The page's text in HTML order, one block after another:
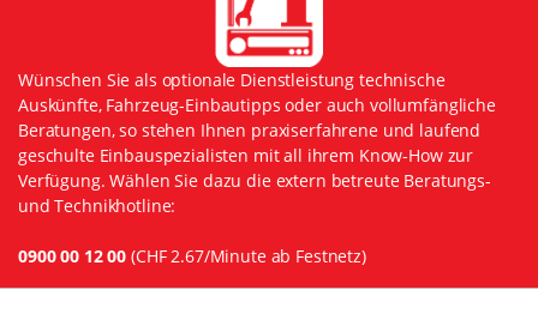
Wünschen Sie als optionale Dienstleistung technische
Auskünfte, Fahrzeug-Einbautipps oder auch vollumfängliche
Beratungen, so stehen Ihnen praxiserfahrene und laufend
geschulte Einbauspezialisten mit all ihrem Know-How zur
Verfügung. Wählen Sie dazu die extern betreute Beratungs-
und Technikhotline:
0900 00 12 00 (CHF 2.67/Minute ab Festnetz)